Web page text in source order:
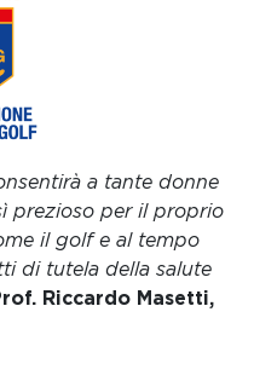
a tante donne
prezioso per il proprio
il golf e al tempo
di tutela della salute
Riccardo Masetti,